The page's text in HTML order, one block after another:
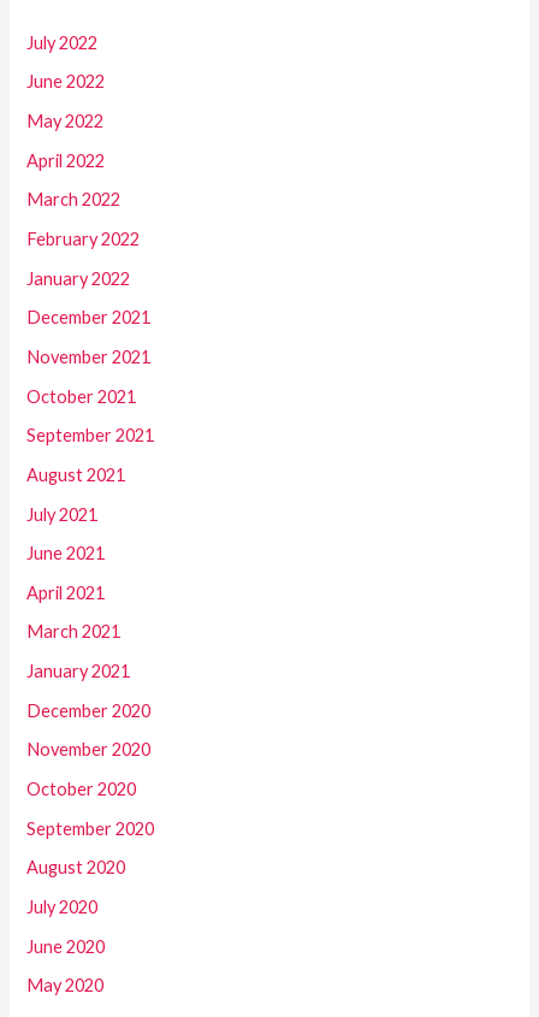
July 2022
June 2022
May 2022
April 2022
March 2022
February 2022
January 2022
December 2021
November 2021
October 2021
September 2021
August 2021
July 2021
June 2021
April 2021
March 2021
January 2021
December 2020
November 2020
October 2020
September 2020
August 2020
July 2020
June 2020
May 2020